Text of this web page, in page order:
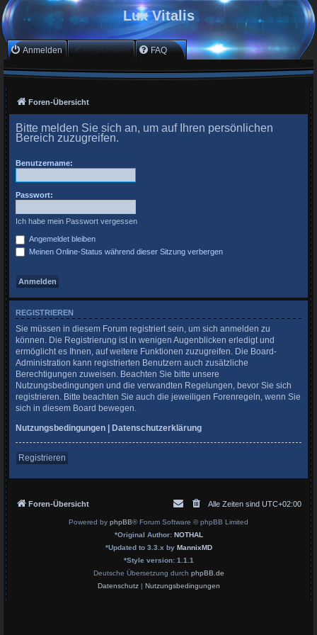
Lux Vitalis
Anmelden Registrieren FAQ
Foren-Übersicht
Bitte melden Sie sich an, um auf Ihren persönlichen
Bereich zuzugreifen.
Benutzername:
Passwort:
Ich habe mein Passwort vergessen
Angemeldet bleiben
Meinen Online-Status während dieser Sitzung verbergen
REGISTRIEREN
Sie müssen in diesem Forum registriert sein, um sich anmelden zu
können. Die Registrierung ist in wenigen Augenblicken erledigt und
ermöglicht es Ihnen, auf weitere Funktionen zuzugreifen. Die Board-
Administration kann registrierten Benutzern auch zusätzliche
Berechtigungen zuweisen. Beachten Sie bitte unsere
Nutzungsbedingungen und die verwandten Regelungen, bevor Sie sich
registrieren. Bitte beachten Sie auch die jeweiligen Forenregeln, wenn Sie
sich in diesem Board bewegen.
Nutzungsbedingungen | Datenschutzerklärung
Registrieren
Foren-Übersicht Alle Zeiten sind UTC+02:00
Powered by phpBB® Forum Software © phpBB Limited
*Original Author: NOTHAL
*Updated to 3.3.x by MannixMD
*Style version: 1.1.1
Deutsche Übersetzung durch phpBB.de
Datenschutz| Nutzungsbedingungen